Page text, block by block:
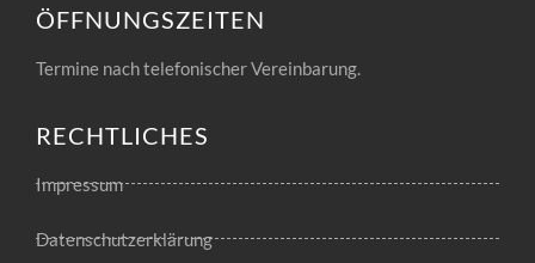
ÖFFNUNGSZEITEN
Termine nach telefonischer Vereinbarung.
RECHTLICHES
Impressum
Datenschutzerklärung